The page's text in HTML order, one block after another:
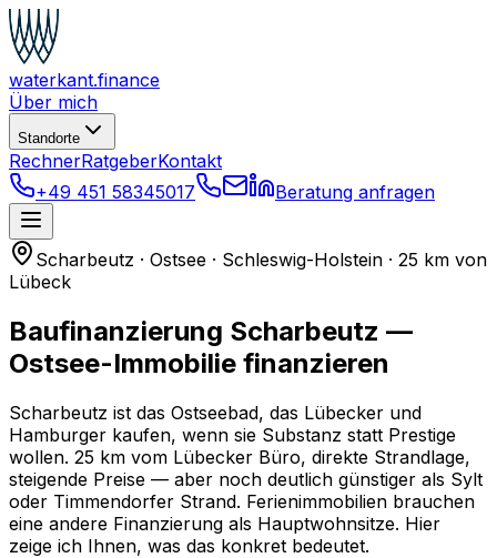
waterkant.finance
Über mich
Standorte
RechnerRatgeberKontakt
+49 451 58345017
Beratung anfragen
Scharbeutz · Ostsee · Schleswig-Holstein · 25 km von
Lübeck
Baufinanzierung Scharbeutz —
Ostsee-Immobilie finanzieren
Scharbeutz ist das Ostseebad, das Lübecker und
Hamburger kaufen, wenn sie Substanz statt Prestige
wollen. 25 km vom Lübecker Büro, direkte Strandlage,
steigende Preise — aber noch deutlich günstiger als Sylt
oder Timmendorfer Strand. Ferienimmobilien brauchen
eine andere Finanzierung als Hauptwohnsitze. Hier
zeige ich Ihnen, was das konkret bedeutet.